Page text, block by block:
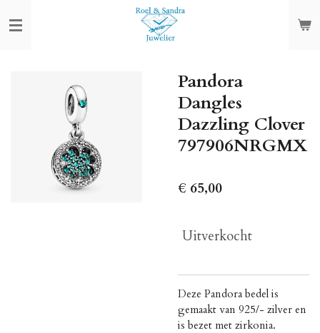
direct
Pandora
Dangles
Dazzling Clover
797906NRGMX
€ 65,00
Uitverkocht
Deze Pandora bedel is
gemaakt van 925/- zilver en
is bezet met zirkonia.